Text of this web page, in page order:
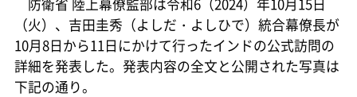
（火）、吉田圭秀（よしだ・よしひで）統合幕僚長が
10月8日から11日にかけて行ったインドの公式訪問の
詳細を発表した。発表内容の全文と公開された写真は
下記の通り。